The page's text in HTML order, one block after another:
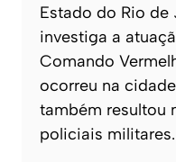
Estado do Rio de
investiga a
Comando
ocorreu na
também resultou
policiais